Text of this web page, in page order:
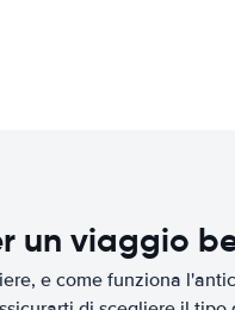
un viaggio
e come funziona